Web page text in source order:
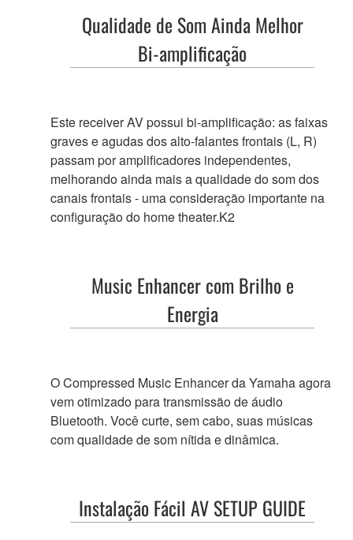
Qualidade de Som Ainda Melhor
Bi-amplificação
Este receiver AV possui bi-amplificação: as faixas
graves e agudas dos alto-falantes frontais (L, R)
passam por amplificadores independentes,
melhorando ainda mais a qualidade do som dos
canais frontais - uma consideração importante na
configuração do home theater.K2
Music Enhancercom Brilho e
Energia
O Compressed Music Enhancer da Yamaha agora
vem otimizado para transmissão de áudio
Bluetooth. Você curte, sem cabo, suas músicas
com qualidade de som nítida e dinâmica.
Instalação Fácil AV SETUP GUIDE